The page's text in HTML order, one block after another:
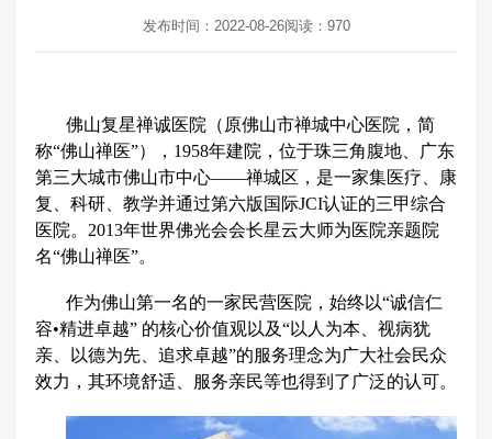
发布时间：2022-08-26阅读： 970
佛山复星禅诚医院（原佛山市禅城中心医院，简
称“佛山禅医”），1958年建院，位于珠三角腹地、广东
第三大城市佛山市中心——禅城区，是一家集医疗、康
复、科研、教学并通过第六版国际JCI认证的三甲综合
医院。2013年世界佛光会会长星云大师为医院亲题院
名“佛山禅医”。
作为佛山第一名的一家民营医院，始终以“诚信仁
容•精进卓越” 的核心价值观以及“以人为本、视病犹
亲、以德为先、追求卓越”的服务理念为广大社会民众
效力，其环境舒适、服务亲民等也得到了广泛的认可。